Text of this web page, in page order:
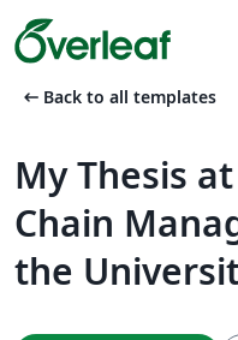
arrow_left_alt Back to all templates
My Thesis
Chain
the